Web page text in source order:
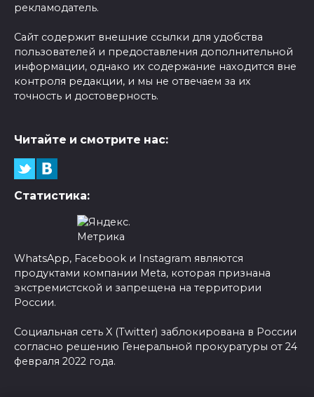
рекламодатель.
Сайт содержит внешние ссылки для удобства
пользователей и предоставления дополнительной
информации, однако их содержание находится вне
контроля редакции, и мы не отвечаем за их
точность и достоверность.
Читайте и смотрите нас:
Статистика:
WhatsApp, Facebook и Instagram являются
продуктами компании Meta, которая признана
экстремистской и запрещена на территории
России.
Социальная сеть X (Twitter) заблокирована в России
согласно решению Генеральной прокуратуры от 24
февраля 2022 года.